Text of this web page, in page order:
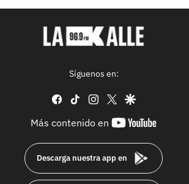
Síguenos en:
facebook
tiktok instagram
twittergoogle
Más contenido en
Descarga nuestra app en